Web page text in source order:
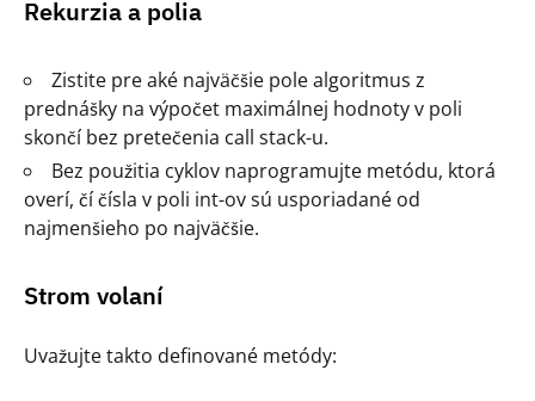
Rekurzia a polia
Zistite pre aké najväčšie pole algoritmus z
prednášky na výpočet maximálnej hodnoty v poli
skončí bez pretečenia call stack-u.
Bez použitia cyklov naprogramujte metódu, ktorá
overí, čí čísla v poli int-ov sú usporiadané od
najmenšieho po najväčšie.
Strom volaní
Uvažujte takto definované metódy: